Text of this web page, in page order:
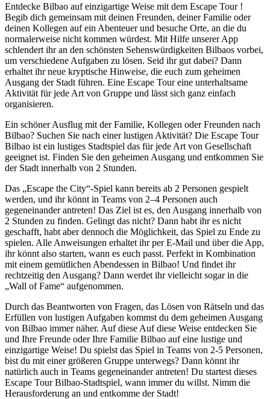
Entdecke Bilbao auf einzigartige Weise mit dem Escape Tour !
Begib dich gemeinsam mit deinen Freunden, deiner Familie oder
deinen Kollegen auf ein Abenteuer und besuche Orte, an die du
normalerweise nicht kommen würdest. Mit Hilfe unserer App
schlendert ihr an den schönsten Sehenswürdigkeiten Bilbaos vorbei,
um verschiedene Aufgaben zu lösen. Seid ihr gut dabei? Dann
erhaltet ihr neue kryptische Hinweise, die euch zum geheimen
Ausgang der Stadt führen. Eine Escape Tour eine unterhaltsame
Aktivität für jede Art von Gruppe und lässt sich ganz einfach
organisieren.
Ein schöner Ausflug mit der Familie, Kollegen oder Freunden nach
Bilbao? Suchen Sie nach einer lustigen Aktivität? Die Escape Tour
Bilbao ist ein lustiges Stadtspiel das für jede Art von Gesellschaft
geeignet ist. Finden Sie den geheimen Ausgang und entkommen Sie
der Stadt innerhalb von 2 Stunden.
Das „Escape the City“-Spiel kann bereits ab 2 Personen gespielt
werden, und ihr könnt in Teams von 2–4 Personen auch
gegeneinander antreten! Das Ziel ist es, den Ausgang innerhalb von
2 Stunden zu finden. Gelingt das nicht? Dann habt ihr es nicht
geschafft, habt aber dennoch die Möglichkeit, das Spiel zu Ende zu
spielen. Alle Anweisungen erhaltet ihr per E-Mail und über die App,
ihr könnt also starten, wann es euch passt. Perfekt in Kombination
mit einem gemütlichen Abendessen in Bilbao! Und findet ihr
rechtzeitig den Ausgang? Dann werdet ihr vielleicht sogar in die
„Wall of Fame“ aufgenommen.
Durch das Beantworten von Fragen, das Lösen von Rätseln und das
Erfüllen von lustigen Aufgaben kommst du dem geheimen Ausgang
von Bilbao immer näher. Auf diese Auf diese Weise entdecken Sie
und Ihre Freunde oder Ihre Familie Bilbao auf eine lustige und
einzigartige Weise! Du spielst das Spiel in Teams von 2-5 Personen,
bist du mit einer größeren Gruppe unterwegs? Dann könnt ihr
natürlich auch in Teams gegeneinander antreten! Du startest dieses
Escape Tour Bilbao-Stadtspiel, wann immer du willst. Nimm die
Herausforderung an und entkomme der Stadt!